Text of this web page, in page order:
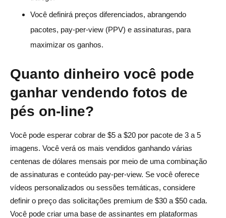
Você definirá preços diferenciados, abrangendo
pacotes, pay-per-view (PPV) e assinaturas, para
maximizar os ganhos.
Quanto dinheiro você pode
ganhar vendendo fotos de
pés on-line?
Você pode esperar cobrar de $5 a $20 por pacote de 3 a 5
imagens. Você verá os mais vendidos ganhando várias
centenas de dólares mensais por meio de uma combinação
de assinaturas e conteúdo pay-per-view. Se você oferece
vídeos personalizados ou sessões temáticas, considere
definir o preço das solicitações premium de $30 a $50 cada.
Você pode criar uma base de assinantes em plataformas